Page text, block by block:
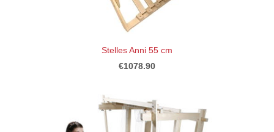
Stelles Anni 55 cm
€1078.90